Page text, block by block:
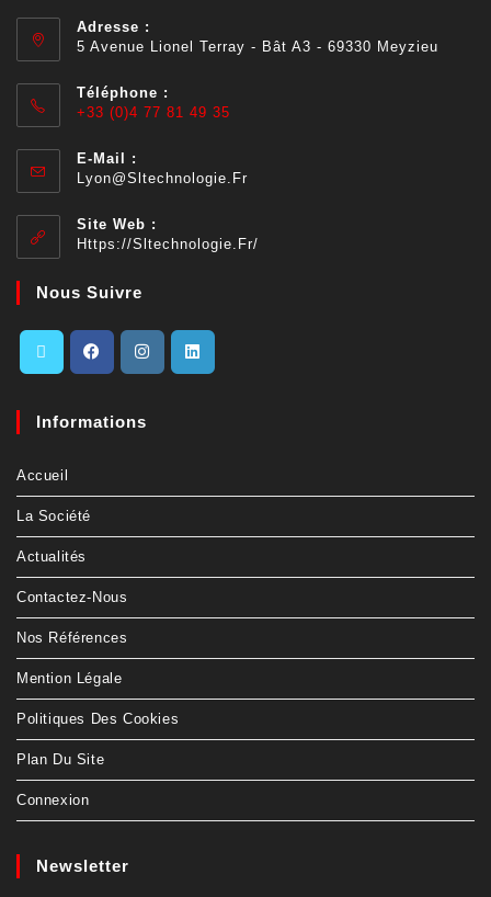
Adresse :
5 Avenue Lionel Terray - Bât A3 - 69330 Meyzieu
Téléphone :
+33 (0)4 77 81 49 35
E-Mail :
Lyon@sltechnologie.fr
Site Web :
Https://sltechnologie.fr/
Nous Suivre
Informations
Accueil
La Société
Actualités
Contactez-Nous
Nos Références
Mention Légale
Politiques Des Cookies
Plan Du Site
Connexion
Newsletter